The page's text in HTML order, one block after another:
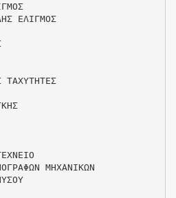
ΕΛΙΓΜΟΣ
ΤΑΧΥΤΗΤΕΣ
ΜΗΧΑΝΙΚΩΝ